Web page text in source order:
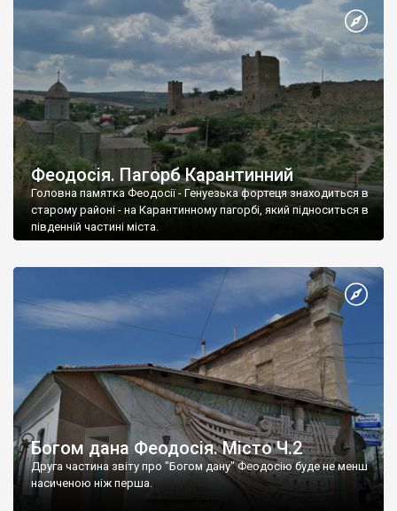
Феодосія. Пагорб Карантинний
Головна памятка Феодосії - Генуезька фортеця знаходиться в
старому районі - на Карантинному пагорбі, який підноситься в
південній частині міста.
Богом дана Феодосія. Місто Ч.2
Друга частина звіту про "Богом дану" Феодосію буде не менш
насиченою ніж перша.